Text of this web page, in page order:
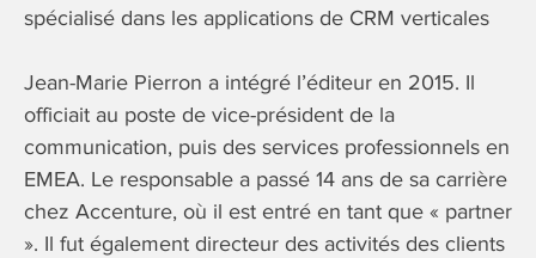
spécialisé dans les applications de CRM verticales
Jean-Marie Pierron a intégré l’éditeur en 2015. Il
officiait au poste de vice-président de la
communication, puis des services professionnels en
EMEA. Le responsable a passé 14 ans de sa carrière
chez Accenture, où il est entré en tant que « partner
». Il fut également directeur des activités des clients